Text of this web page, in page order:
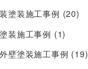
塗装施工事例 (20)
装施工事例 (1)
壁塗装施工事例 (19)